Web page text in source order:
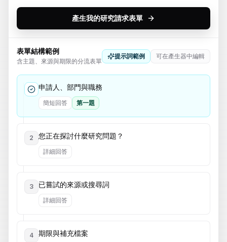
產生我的研究請求表單
表單結構範例
含主題、來源與期限的分流表單
提示詞範例 可在產生器中編輯
申請人、部門與職務
簡短回答 第一題
2 您正在探討什麼研究問題？
詳細回答
3 已嘗試的來源或搜尋詞
詳細回答
4 期限與補充檔案